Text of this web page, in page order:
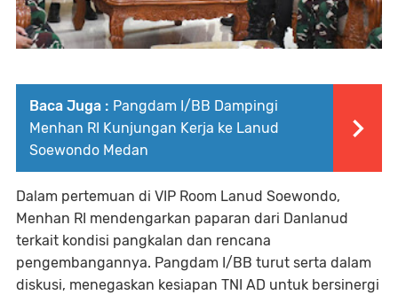
Baca Juga : Pangdam I/BB Dampingi
Menhan RI Kunjungan Kerja ke Lanud
Soewondo Medan
Dalam pertemuan di VIP Room Lanud Soewondo,
Menhan RI mendengarkan paparan dari Danlanud
terkait kondisi pangkalan dan rencana
pengembangannya. Pangdam I/BB turut serta dalam
diskusi, menegaskan kesiapan TNI AD untuk bersinergi